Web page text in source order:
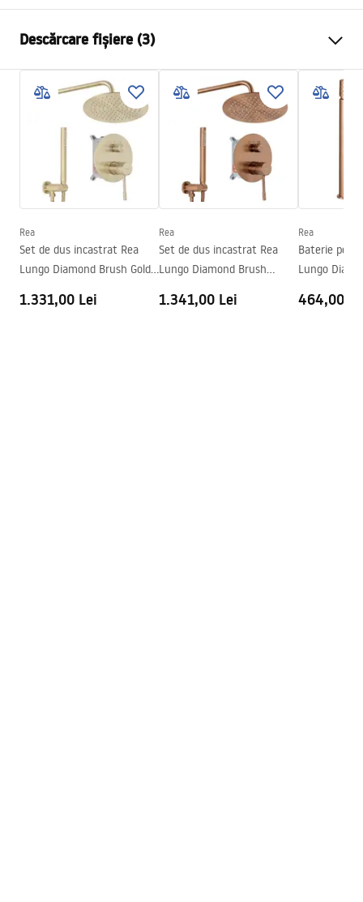
Metodă de montaj
Culoare
Titan
Tip de gura de scurgere
Fixă
Material
Alamă
Lungimea gurii
Inalime
165
Tehnologia de acoperire
PVD
Diametru pentru conectare
Garantie
5 ani
Descărcare fișiere (3)
Condiții de garanție
Warranty_Terms_and_Conditions_Faucets_-_5.pdf
Instrucțiuni de asamblare
faucet.pdf
Informații de siguranță
Rea
Set de dus incastrat Rea
Lungo Diamond Brush Gold
1.331,00 Lei
Rea
Set de dus incastrat Rea
Lungo Diamond Brush
1.341,00 Lei
Rea
Baterie
Lungo
464,00